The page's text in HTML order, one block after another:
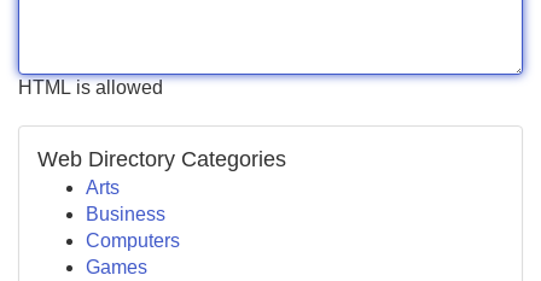
HTML is allowed
Web Directory Categories
Arts
Business
Computers
Games